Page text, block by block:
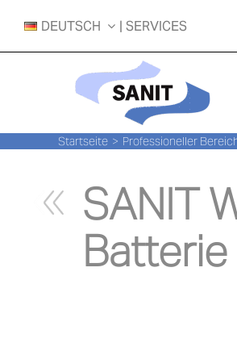
Inhalt
springen
DEUTSCH | SERVICES
Startseite Professioneller
SANIT
Batterie